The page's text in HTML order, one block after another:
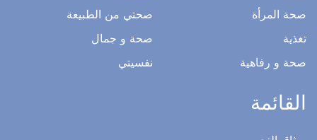
صحة المرأة
تغذية
صحة و رفاهية
صحتي من الطبيعة
صحة و جمال
نفسيتي
القائمة